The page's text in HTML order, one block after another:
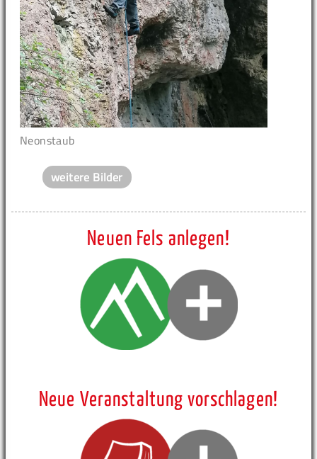
Neonstaub
weitere Bilder
Neuen Fels anlegen!
Neue Veranstaltung vorschlagen!